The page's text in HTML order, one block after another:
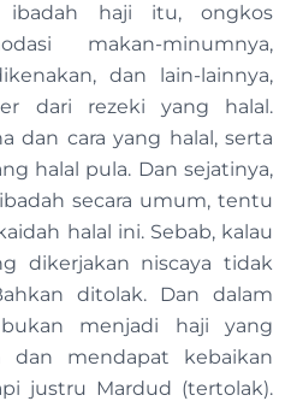
ibadah haji itu, ongkos
makan-minumnya,
dan lain-lainnya,
dari rezeki yang halal.
dan cara yang halal, serta
halal pula. Dan sejatinya,
secara umum, tentu
halal ini. Sebab, kalau
dikerjakan niscaya tidak
ditolak. Dan dalam
menjadi haji yang
dan mendapat kebaikan
justru Mardud (tertolak).